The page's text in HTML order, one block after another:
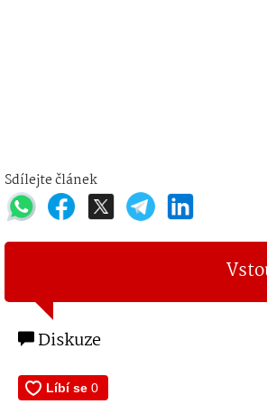
Sdílejte článek
Diskuze